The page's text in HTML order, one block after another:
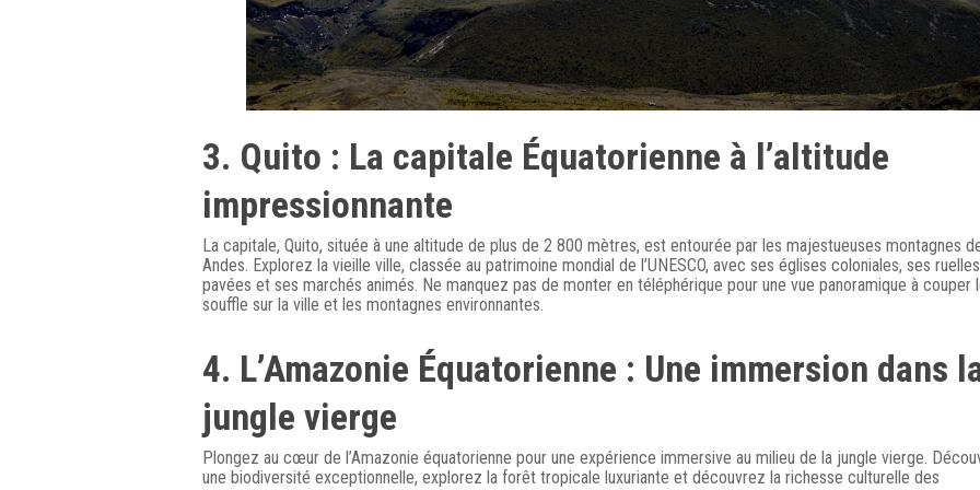
3. Quito : La capitale Équatorienne à l’altitude
impressionnante
La capitale, Quito, située à une altitude de plus de 2 800 mètres, est entourée par les majestueuses montagnes
Andes. Explorez la vieille ville, classée au patrimoine mondial de l’UNESCO, avec ses églises coloniales, ses ruelles
pavées et ses marchés animés. Ne manquez pas de monter en téléphérique pour une vue panoramique à couper
souffle sur la ville et les montagnes environnantes.
4. L’Amazonie Équatorienne : Une immersion dans
jungle vierge
Plongez au cœur de l’Amazonie équatorienne pour une expérience immersive au milieu de la jungle vierge.
une biodiversité exceptionnelle, explorez la forêt tropicale luxuriante et découvrez la richesse culturelle des